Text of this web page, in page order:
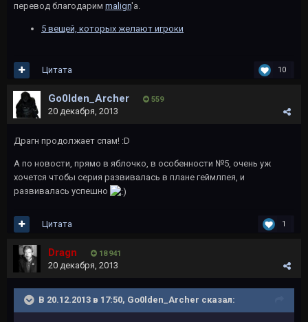
перевод благодарим malign'a.
5 вещей, которых желают игроки
10
Цитата
Go0lden_Archer 559
20 декабря, 2013
Драгн продолжает спам! :D
А по новости, прямо в яблочко, в особенности №5, очень уж
хочется чтобы серия развивалась в плане геймлпея, и
развивалась успешно
1
Цитата
Dragn 18 941
20 декабря, 2013
В 20.12.2013 в 17:50, Go0lden_Archer сказал: